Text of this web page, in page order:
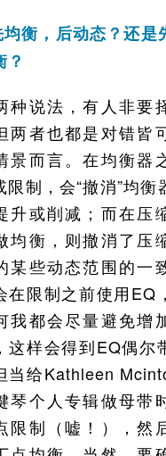
衡，后动态？还是
？
种说法，有人非要
两者也都是对错皆
景而言。在均衡器
限制，会“撤消”均衡
升或削减；而在压
均衡，则撤消了压
某些动态范围的一
在限制之前使用EQ
我都会尽量避免增
这样会得到EQ偶尔
当给Kathleen
琴个人专辑做母带
限制（嘘！），然